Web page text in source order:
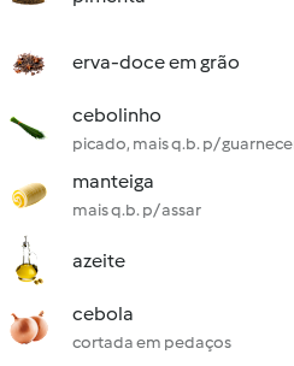
erva-doce em grão
cebolinho
picado, mais q.b. p/
manteiga
mais q.b. p/ assar
azeite
cebola
cortada em pedaços